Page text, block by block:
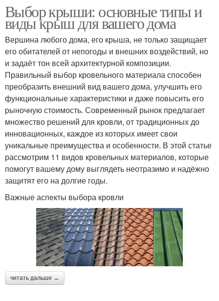
Выбор крыши: основные типы и
виды крыш для вашего дома
Вершина любого дома, его крыша, не только защищает
его обитателей от непогоды и внешних воздействий, но
и задаёт тон всей архитектурной композиции.
Правильный выбор кровельного материала способен
преобразить внешний вид вашего дома, улучшить его
функциональные характеристики и даже повысить его
рыночную стоимость. Современный рынок предлагает
множество решений для кровли, от традиционных до
инновационных, каждое из которых имеет свои
уникальные преимущества и особенности. В этой статье
рассмотрим 11 видов кровельных материалов, которые
помогут вашему дому выглядеть неотразимо и надёжно
защитят его на долгие годы.
Важные аспекты выбора кровли
читать дальше →